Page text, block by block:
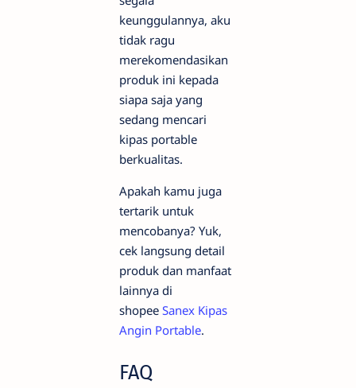
keunggulannya, aku
tidak ragu
merekomendasikan
produk ini kepada
siapa saja yang
sedang mencari
kipas portable
berkualitas.
Apakah kamu juga
tertarik untuk
mencobanya? Yuk,
cek langsung detail
produk dan manfaat
lainnya di
shopee Sanex Kipas
Angin Portable.
FAQ